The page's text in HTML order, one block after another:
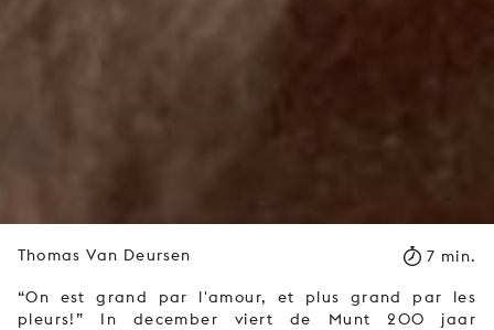
Thomas Van Deursen 7 min.
“On est grand par l'amour, et plus grand par les
pleurs!” In december viert de Munt 200 jaar